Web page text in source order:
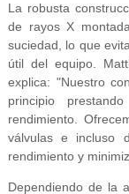
La robusta
de rayos X
suciedad, lo que
útil del equipo.
explica: "Nuestro
principio
rendimiento.
válvulas e incluso
rendimiento y
Dependiendo de la